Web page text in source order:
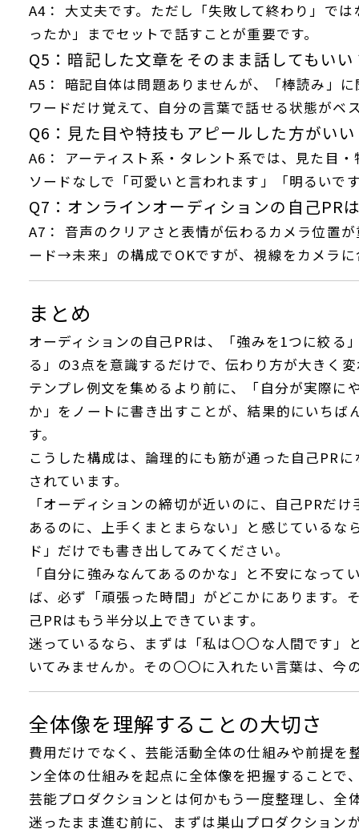
A4：
大丈夫です。ただし「失敗して終わり」で
ったか」までセットで話すことが重要です。
Q5：暗記した文章をそのまま話してもいい
A5：
暗記自体は問題ありませんが、「棒読み」
ワードだけ覚えて、自分の言葉で話せる状態がベ
Q6：見た目や特技もアピールした方がい
A6：
アーティスト系・タレント系では、見た目
ソードなしで「可愛いと言われます」「明るいで
Q7：オンラインオーディションの自己PR
A7：
音声のクリアさと表情が伝わるカメラ位置
ード→未来」の構成でOKですが、視線をカメラ
まとめ
オーディションの自己PRは、「強みを1つに絞る
る」の3点を意識するだけで、伝わり方が大きく
テンプレ例文を集めるより前に、「自分が実際に
か」をノートに書き出すことが、結果的にいちば
す。
こうした構成は、論理的にも筋が通った自己PR
されています。
「オーディションの締切が近いのに、自己PRだ
あるのに、上手くまとまらない」と感じているな
ド」だけでも書き出してみてください。
「自分に強みなんてあるのかな」と不安になっ
ば、必ず「頑張った時間」がどこかにあります。
己PRはもう半分以上できています。
迷っているなら、まずは「私は〇〇な人間です」
いてみませんか。その〇〇に入れたい言葉は、今
全体像を理解することの大切さ
費用だけでなく、芸能活動全体の仕組みや前提を
ン全体の仕組みを起点に全体像を把握することで
芸能プロダクションとは何かもう一度整理し、全
迷ったまま進む前に、まずは巣山プロダクション